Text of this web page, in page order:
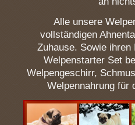
Alle unsere
vollständigen
Zuhause. Sowie
Welpenstarter Set
Welpengeschirr,
Welpennahrung für